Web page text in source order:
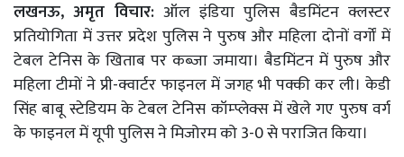
लखनऊ, अमृत विचार: ऑल इंडिया पुलिस बैडमिंटन क्लस्टर
प्रतियोगिता में उत्तर प्रदेश पुलिस ने पुरुष और महिला दोनों वर्गों में
टेबल टेनिस के खिताब पर कब्जा जमाया। बैडमिंटन में पुरुष और
महिला टीमों ने प्री-क्वार्टर फाइनल में जगह भी पक्की कर ली। केडी
सिंह बाबू स्टेडियम के टेबल टेनिस कॉम्प्लेक्स में खेले गए पुरुष वर्ग
के फाइनल में यूपी पुलिस ने मिजोरम को 3-0 से पराजित किया।